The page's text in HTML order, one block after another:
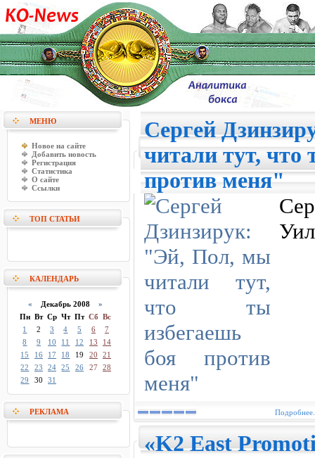
МЕНЮ
Новое на сайте
Добавить новость
Регистрация
Статистика
О сайте
Ссылки
ТОП СТАТЬИ
КАЛЕНДАРЬ
« Декабрь 2008 »
Пн Вт Ср Чт Пт Сб Вс
1
2 3 4 5 6
7
8
9 10 11 12 13
14
15
16 17 18 19 20
21
22
23 24 25 26 27
28
29
30 31
РЕКЛАМА
Сергей
читали тут, что
против меня"
«K2 East